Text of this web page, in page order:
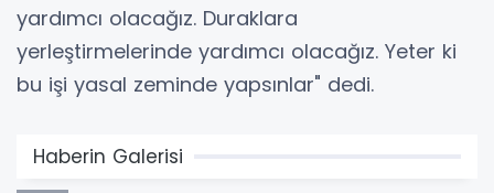
yardımcı olacağız. Duraklara
yerleştirmelerinde yardımcı olacağız. Yeter ki
bu işi yasal zeminde yapsınlar" dedi.
Haberin Galerisi